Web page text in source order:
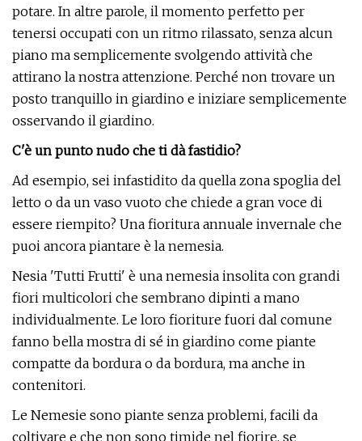
potare. In altre parole, il momento perfetto per
tenersi occupati con un ritmo rilassato, senza alcun
piano ma semplicemente svolgendo attività che
attirano la nostra attenzione. Perché non trovare un
posto tranquillo in giardino e iniziare semplicemente
osservando il giardino.
C'è un punto nudo che ti dà fastidio?
Ad esempio, sei infastidito da quella zona spoglia del
letto o da un vaso vuoto che chiede a gran voce di
essere riempito? Una fioritura annuale invernale che
puoi ancora piantare è la nemesia.
Nesia 'Tutti Frutti' è una nemesia insolita con grandi
fiori multicolori che sembrano dipinti a mano
individualmente. Le loro fioriture fuori dal comune
fanno bella mostra di sé in giardino come piante
compatte da bordura o da bordura, ma anche in
contenitori.
Le Nemesie sono piante senza problemi, facili da
coltivare e che non sono timide nel fiorire, se